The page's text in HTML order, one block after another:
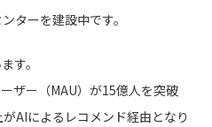
ターを建設中です。
す。
ザー（MAU）が15億人を突破
AIによるレコメンド経由となり